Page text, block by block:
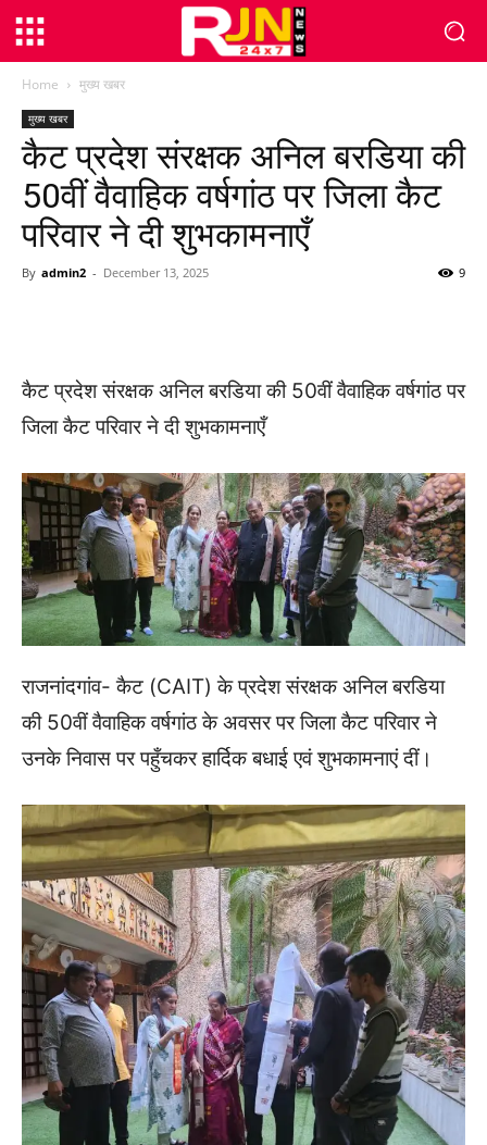
Home मुख्य खबर
मुख्य खबर
कैट प्रदेश संरक्षक अनिल बरडिया की
50वीं वैवाहिक वर्षगांठ पर जिला कैट
परिवार ने दी शुभकामनाएँ
By admin2 - December 13, 2025 9
कैट प्रदेश संरक्षक अनिल बरडिया की 50वीं वैवाहिक वर्षगांठ पर
जिला कैट परिवार ने दी शुभकामनाएँ
राजनांदगांव- कैट (CAIT) के प्रदेश संरक्षक अनिल बरडिया
की 50वीं वैवाहिक वर्षगांठ के अवसर पर जिला कैट परिवार ने
उनके निवास पर पहुँचकर हार्दिक बधाई एवं शुभकामनाएं दीं।